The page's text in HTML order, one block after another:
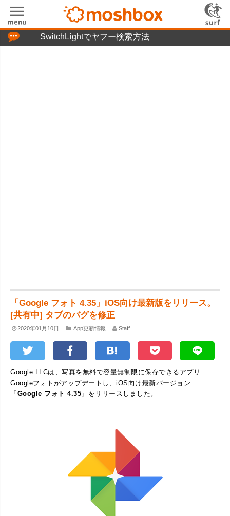
SwitchLightでヤフー検索方法
「Google フォト 4.35」iOS向け最新版をリリース。
[共有中] タブのバグを修正
2020年01月10日 App更新情報 Staff
Google LLCは、写真を無料で容量無制限に保存できるアプリ
Googleフォトがアップデートし、iOS向け最新バージョン
「Google フォト 4.35 」をリリースしました。
「つぶやき」の使い方